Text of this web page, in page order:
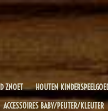
ZNOET HOUTEN
ACCESSOIRES BABY/PEUTER/KLEUTER